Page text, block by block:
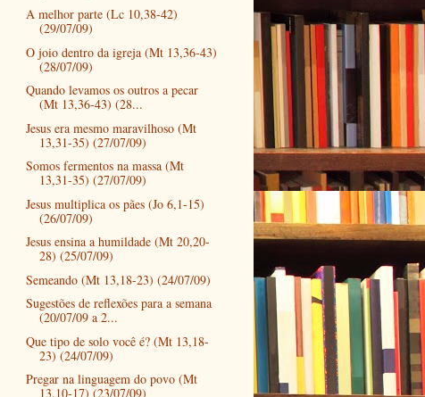
A melhor parte (Lc 10,38-42)
(29/07/09)
O joio dentro da igreja (Mt 13,36-43)
(28/07/09)
Quando levamos os outros a pecar
(Mt 13,36-43) (28...
Jesus era mesmo maravilhoso (Mt
13,31-35) (27/07/09)
Somos fermentos na massa (Mt
13,31-35) (27/07/09)
Jesus multiplica os pães (Jo 6,1-15)
(26/07/09)
Jesus ensina a humildade (Mt 20,20-
28) (25/07/09)
Semeando (Mt 13,18-23) (24/07/09)
Sugestões de reflexões para a semana
(20/07/09 a 2...
Que tipo de solo você é? (Mt 13,18-
23) (24/07/09)
Pregar na linguagem do povo (Mt
13,10-17) (23/07/09)